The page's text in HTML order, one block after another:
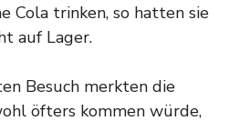
Cola trinken, so hatten sie
auf Lager.
Besuch merkten die
öfters kommen würde,